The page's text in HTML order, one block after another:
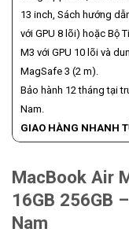
13 inch, Sách hướng
với GPU 8 lõi) hoặc Bộ
M3 với GPU 10 lõi và
MagSafe 3 (2 m).
Bảo hành 12 tháng tại
Nam.
GIAO HÀNG NHANH
MacBook Air
16GB 256GB
Nam